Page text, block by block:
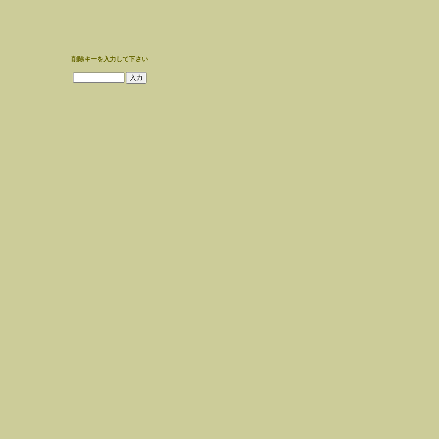
削除キーを入力して下さい